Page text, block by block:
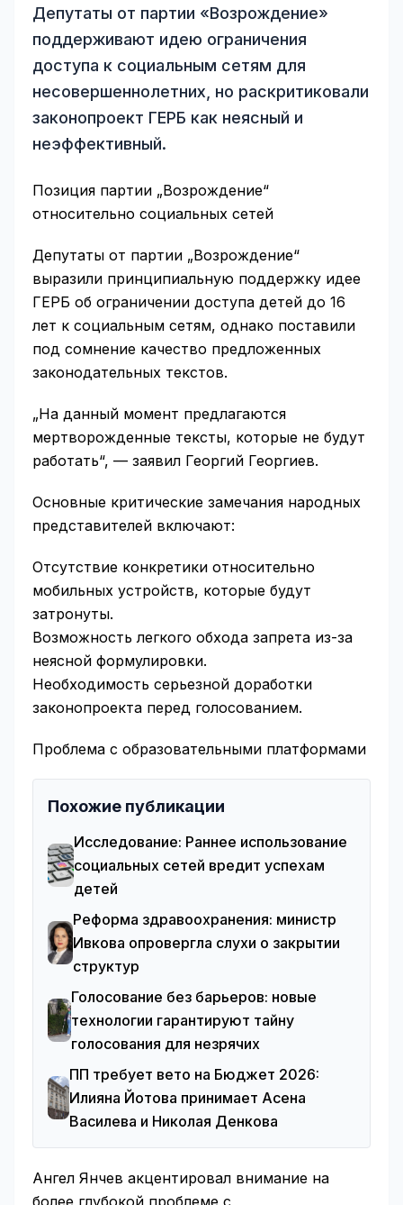
Депутаты от партии «Возрождение»
поддерживают идею ограничения
доступа к социальным сетям для
несовершеннолетних, но раскритиковали
законопроект ГЕРБ как неясный и
неэффективный.
Позиция партии „Возрождение“
относительно социальных сетей
Депутаты от партии „Возрождение“
выразили принципиальную поддержку идее
ГЕРБ об ограничении доступа детей до 16
лет к социальным сетям, однако поставили
под сомнение качество предложенных
законодательных текстов.
„На данный момент предлагаются
мертворожденные тексты, которые не будут
работать“, — заявил Георгий Георгиев.
Основные критические замечания народных
представителей включают:
Отсутствие конкретики относительно
мобильных устройств, которые будут
затронуты.
Возможность легкого обхода запрета из-за
неясной формулировки.
Необходимость серьезной доработки
законопроекта перед голосованием.
Проблема с образовательными платформами
Похожие публикации
Исследование: Раннее использование
социальных сетей вредит успехам
детей
Реформа здравоохранения: министр
Ивкова опровергла слухи о закрытии
структур
Голосование без барьеров: новые
технологии гарантируют тайну
голосования для незрячих
ПП требует вето на Бюджет 2026:
Илияна Йотова принимает Асена
Василева и Николая Денкова
Ангел Янчев акцентировал внимание на
более глубокой проблеме с